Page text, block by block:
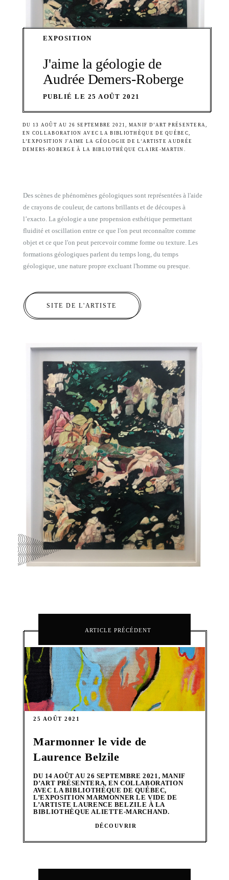
EXPOSITION
J'aime la géologie de
Audrée Demers-Roberge
PUBLIÉ LE 25 AOÛT 2021
DU 13 AOÛT AU 26 SEPTEMBRE 2021, MANIF D’ART PRÉSENTERA,
EN COLLABORATION AVEC LA BIBLIOTHÈQUE DE QUÉBEC,
L’EXPOSITION J'AIME LA GÉOLOGIE DE L’ARTISTE AUDRÉE
DEMERS-ROBERGE À LA BIBLIOTHÈQUE CLAIRE-MARTIN.
Des scènes de phénomènes géologiques sont représentées à l'aide
de crayons de couleur, de cartons brillants et de découpes à
l’exacto. La géologie a une propension esthétique permettant
fluidité et oscillation entre ce que l'on peut reconnaître comme
objet et ce que l'on peut percevoir comme forme ou texture. Les
formations géologiques parlent du temps long, du temps
géologique, une nature propre excluant l'homme ou presque.
SITE DE L'ARTISTE
ARTICLE PRÉCÉDENT
25 AOÛT 2021
Marmonner le vide de
Laurence Belzile
DU 14 AOÛT AU 26 SEPTEMBRE 2021, MANIF
D’ART PRÉSENTERA, EN COLLABORATION
AVEC LA BIBLIOTHÈQUE DE QUÉBEC,
L’EXPOSITION MARMONNER LE VIDE DE
L’ARTISTE LAURENCE BELZILE À LA
BIBLIOTHÈQUE ALIETTE-MARCHAND.
DÉCOUVRIR